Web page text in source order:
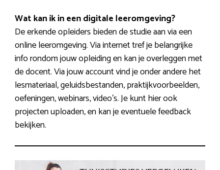
Wat kan ik in een digitale leeromgeving?
De erkende opleiders bieden de studie aan via een
online leeromgeving. Via internet tref je belangrijke
info rondom jouw opleiding en kan je overleggen met
de docent. Via jouw account vind je onder andere het
lesmateriaal, geluidsbestanden, praktijkvoorbeelden,
oefeningen, webinars, video’s. Je kunt hier ook
projecten uploaden, en kan je eventuele feedback
bekijken.